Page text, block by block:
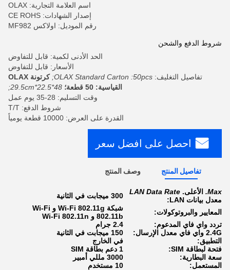
اسم العلامة التجارية: OLAX
إصدار الشهادات: CE ROHS
رقم الموديل: اولاكس MF982
شروط الدفع والشحن
الحد الأدنى لكمية: قابل للتفاوض
الأسعار: قابل للتفاوض
تفاصيل التغليف: OLAX Standard Carton :50pcs;
كرتونة OLAX
القياسية: 50 قطعة؛
48*22.5*29.5cm;
وقت التسليم: 28-35 يوم عمل
شروط الدفع: T/T
القدرة على العرض: 10000 قطعة يومياً
احصل على افضل سعر
تفاصيل المنتج وصف المنتج
Max. الأعلى. LAN Data Rate
معدل بيانات LAN
:
300 ميجابت في الثانية
المعايير والبروتوكولات:
شبكة Wi-Fi 802.11g و Wi-Fi
802.11b و Wi-Fi 802.11n
تردد واي فاي المدعوم:
2.4 جرام
2.4G واي فاي معدل الإرسال:
150 ميجابت في الثانية
التطبيق:
في الخارج
فتحة لبطاقة SIM:
1 دعم بطاقة SIM
سعة البطارية:
3000 مللي أمبير
المستعمل:
10 مستخدم